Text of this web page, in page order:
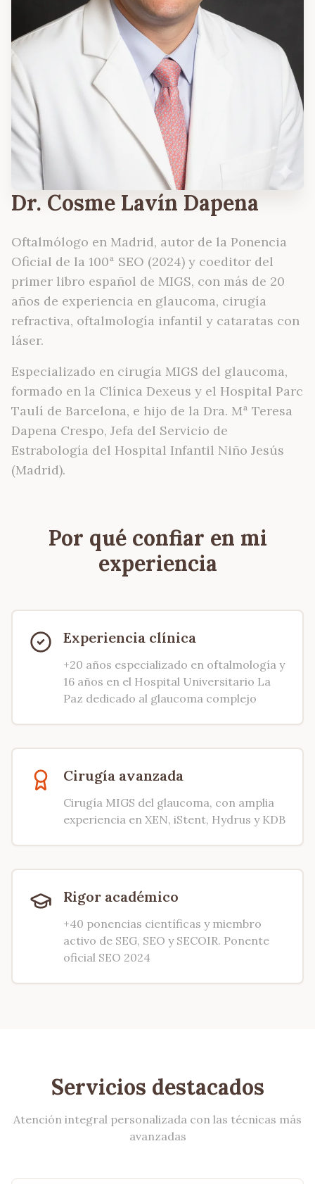
Dr. Cosme Lavín Dapena
Oftalmólogo en Madrid, autor de la Ponencia
Oficial de la 100ª SEO (2024) y coeditor del
primer libro español de MIGS, con más de 20
años de experiencia en glaucoma, cirugía
refractiva, oftalmología infantil y cataratas con
láser.
Especializado en cirugía MIGS del glaucoma,
formado en la Clínica Dexeus y el Hospital Parc
Taulí de Barcelona, e hijo de la Dra. Mª Teresa
Dapena Crespo, Jefa del Servicio de
Estrabología del Hospital Infantil Niño Jesús
(Madrid).
Por qué confiar en mi
experiencia
Experiencia clínica
+20 años especializado en oftalmología y
16 años en el Hospital Universitario La
Paz dedicado al glaucoma complejo
Cirugía avanzada
Cirugía MIGS del glaucoma, con amplia
experiencia en XEN, iStent, Hydrus y KDB
Rigor académico
+40 ponencias científicas y miembro
activo de SEG, SEO y SECOIR. Ponente
oficial SEO 2024
Servicios destacados
Atención integral personalizada con las técnicas más
avanzadas